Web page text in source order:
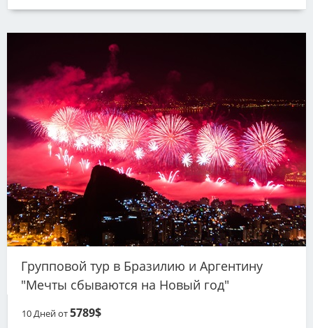
Групповой тур в Бразилию и Аргентину
"Мечты сбываются на Новый год"
10Дней от5789$